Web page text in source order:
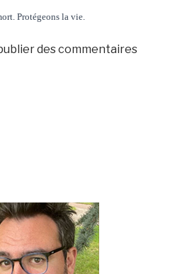
Protégeons la vie.
des commentaires